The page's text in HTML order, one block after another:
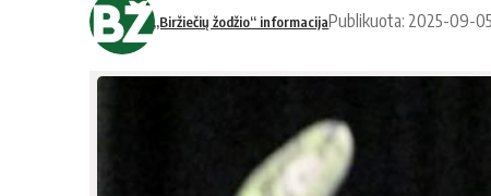
„Biržiečių žodžio“ informacijaPublikuota: 2025-09-05